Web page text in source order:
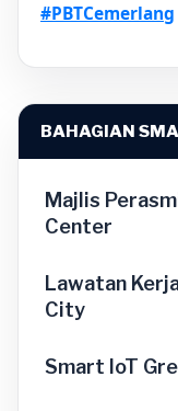
BAHAGIAN
Majlis
Center
Lawatan
City
Smart loT
#PBTCemerlang